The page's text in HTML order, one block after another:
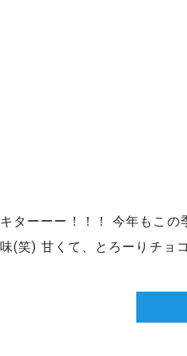
キターーー！！！ 今年もこの
味(笑) 甘くて、とろーりチョ